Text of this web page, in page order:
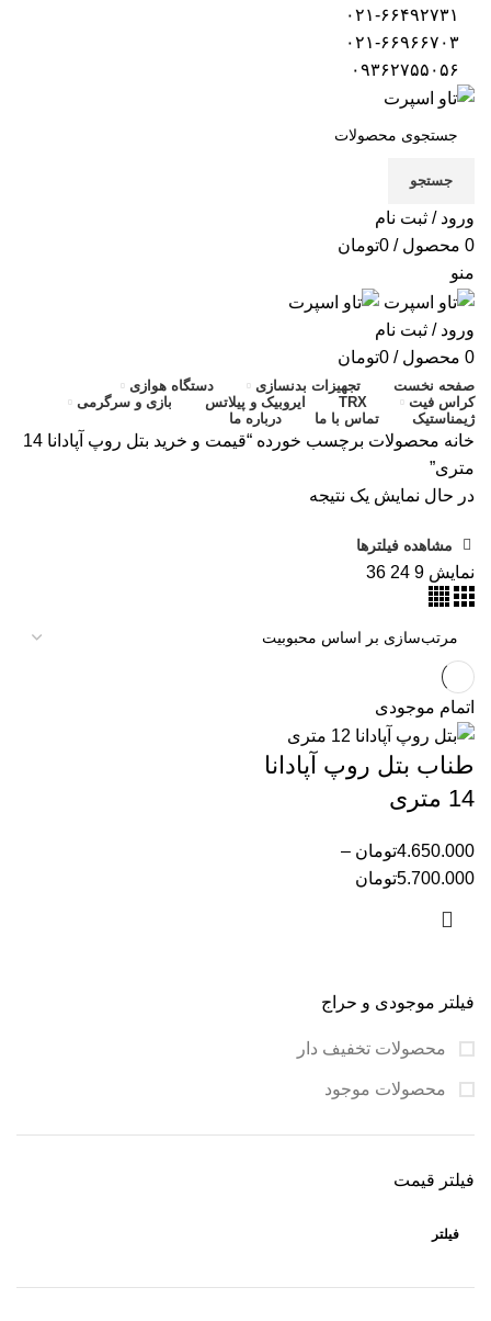
جستجو
ورود / ثبت نام
0 محصول / تومان0
منو
ورود / ثبت نام
0 محصول / تومان0
صفحه نخست تجهیزات بدنسازی
دستگاه هوازی
کراس فیت
TRX ایروبیک و پیلاتس
بازی و سرگرمی
ژیمناستیک
تماس با ما درباره ما
فیلتر موجودی و حراج
محصولات تخفیف دار
محصولات موجود
فیلتر قیمت
فیلتر
خانه
محصولات برچسب خورده “قیمت و خرید بتل روپ آپادانا 14
متری”
در حال نمایش یک نتیجه
مشاهده فیلترها
نمایش 9
24
36
اتمام موجودی
طناب بتل روپ آپادانا
14 متری
تومان4.650.000
–
تومان5.700.000